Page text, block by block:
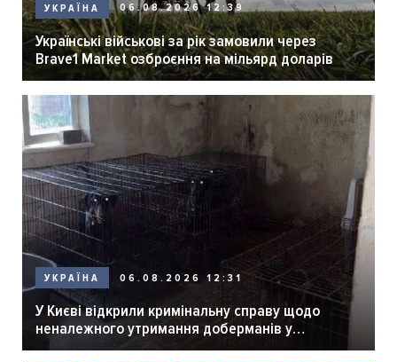
УКРАЇНА 06.08.2026 12:39
Українські військові за рік замовили через
Brave1 Market озброєння на мільярд доларів
УКРАЇНА 06.08.2026 12:31
У Києві відкрили кримінальну справу щодо
неналежного утримання доберманів у
розпліднику